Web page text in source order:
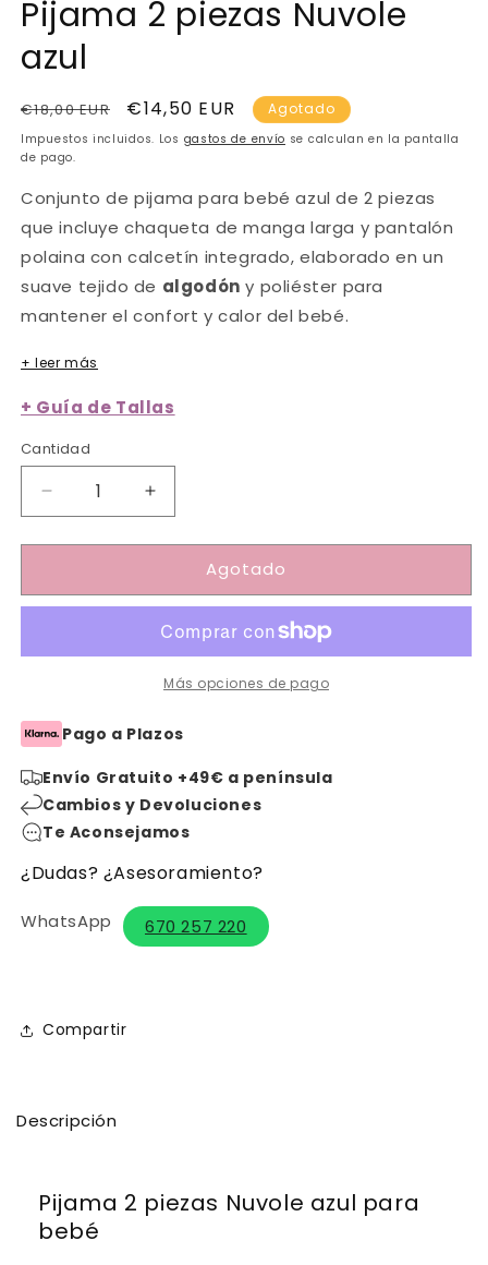
Pijama 2 piezas Nuvole
azul
Precio
habitual
€18,00 EUR
Precio
de
€14,50 EUR Agotado
Impuestos incluidos. Los gastos de envío se calculan en la pantalla
de pago.
Conjunto de pijama para bebé azul de 2 piezas
que incluye chaqueta de manga larga y pantalón
polaina con calcetín integrado, elaborado en un
suave tejido de algodón y poliéster para
mantener el confort y calor del bebé.
+ leer más
+ Guía de Tallas
Cantidad
Cantidad
Reducir
cantidad
para
2
azul
Aumentar
cantidad
para
Pijama
2
Nuvole
azul
Agotado
Más opciones de pago
Pago a Plazos
Envío Gratuito +49€ a península
Cambios y Devoluciones
Te Aconsejamos
¿Dudas? ¿Asesoramiento?
WhatsApp 670 257 220
Compartir
Descripción
Pijama 2 piezas Nuvole azul para
bebé